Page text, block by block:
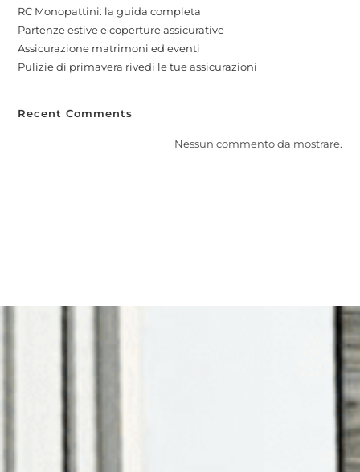
RC Monopattini: la guida completa
Partenze estive e coperture assicurative
Assicurazione matrimoni ed eventi
Pulizie di primavera rivedi le tue assicurazioni
Recent Comments
Nessun commento da mostrare.